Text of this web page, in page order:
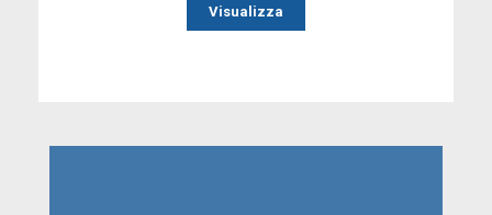
Visualizza